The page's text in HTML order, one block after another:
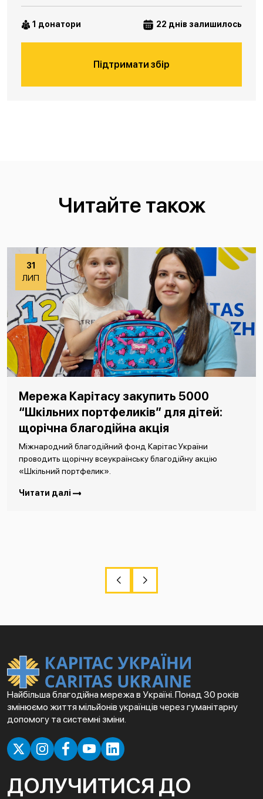
1 донатори 22 днів залишилось
Підтримати збір
Читайте також
31
ЛИП
Мережа Карітасу закупить 5000
“Шкільних портфеликів” для дітей:
щорічна благодійна акція
Міжнародний благодійний фонд Карітас України
проводить щорічну всеукраїнську благодійну акцію
«Шкільний портфелик».
Читати далі
Найбільша благодійна мережа в Україні. Понад 30 років
змінюємо життя мільйонів українців через гуманітарну
допомогу та системні зміни.
ДОЛУЧИТИСЯ ДО